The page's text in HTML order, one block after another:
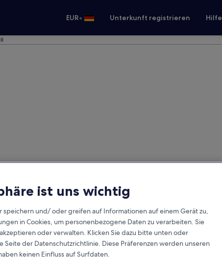
EUR• Unterkunft registrieren Hilfe
ist uns wichtig
speichern und/ oder greifen auf Informationen auf einem Gerät zu,
in Cookies, um personenbezogene Daten zu verarbeiten. Sie
oder verwalten. Klicken Sie dazu bitte unten oder
Seite der Datenschutzrichtlinie. Diese Präferenzen werden unseren
keinen Einfluss auf Surfdaten.